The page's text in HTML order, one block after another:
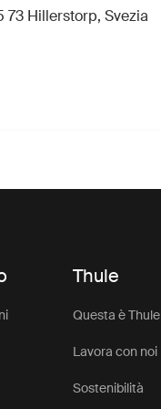
Hillerstorp, Svezia
Thule
Questa è Thule
Lavora con noi
Sostenibilità